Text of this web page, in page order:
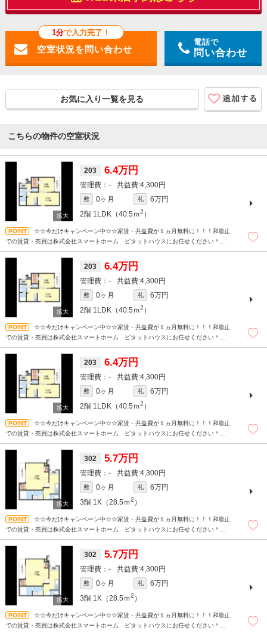
1分で入力完了！
電話で
問い合わせ
お気に入り一覧を見る
こちらの物件の空室状況
203 6.4万円
- 4,300円
敷 0ヶ月 礼
6万円
2階 1LDK（40.5ｍ2 ）
☆☆今だけキャンペーン中☆☆家賃・共益費が１ヵ月無料に！！！和歌山
での賃貸・売買は株式会社スマートホーム ピタットハウスにお任せください＾＾
(^^)/☆
203 6.4万円
- 4,300円
敷 0ヶ月 礼
6万円
2階 1LDK（40.5ｍ2 ）
☆☆今だけキャンペーン中☆☆家賃・共益費が１ヵ月無料に！！！和歌山
での賃貸・売買は株式会社スマートホーム ピタットハウスにお任せください＾＾
(^^)/☆
203 6.4万円
- 4,300円
敷 0ヶ月 礼
6万円
2階 1LDK（40.5ｍ2 ）
☆☆今だけキャンペーン中☆☆家賃・共益費が１ヵ月無料に！！！和歌山
での賃貸・売買は株式会社スマートホーム ピタットハウスにお任せください＾＾
(^^)/☆
302 5.7万円
- 4,300円
敷 0ヶ月 礼
6万円
3階 1K（28.5ｍ2 ）
☆☆今だけキャンペーン中☆☆家賃・共益費が１ヵ月無料に！！！和歌山
での賃貸・売買は株式会社スマートホーム ピタットハウスにお任せください＾＾
(^^)/☆
302 5.7万円
- 4,300円
敷 0ヶ月 礼
6万円
3階 1K（28.5ｍ2 ）
☆☆今だけキャンペーン中☆☆家賃・共益費が１ヵ月無料に！！！和歌山
での賃貸・売買は株式会社スマートホーム ピタットハウスにお任せください＾＾